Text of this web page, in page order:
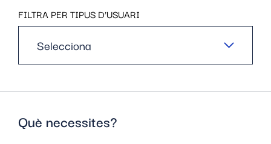
FILTRA PER TIPUS D’USUARI
Selecciona
Què necessites?